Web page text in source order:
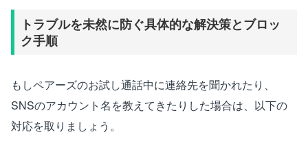
トラブルを未然に防ぐ具体的な解決策とブロッ
ク手順
もしペアーズのお試し通話中に連絡先を聞かれたり、
SNSのアカウント名を教えてきたりした場合は、以下の
対応を取りましょう。